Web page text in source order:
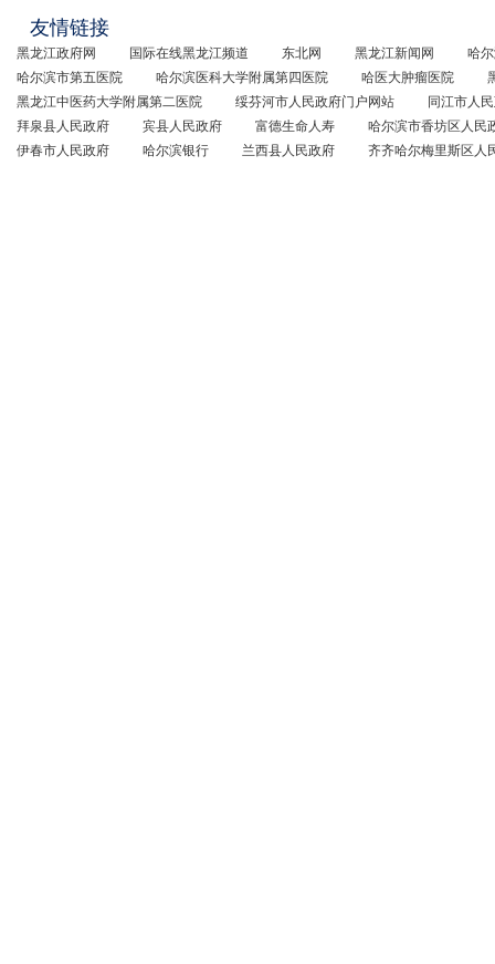
友情链接
黑龙江政府网 国际在线黑龙江频道 东北网 黑龙江新闻网
哈
哈尔滨市第五医院
哈尔滨医科大学附属第四医院 哈医大肿瘤医院
黑龙江中医药大学附属第二医院
绥芬河市人民政府门户网站
同江市人
拜泉县人民政府
宾县人民政府 富德生命人寿
哈尔滨市香坊区人民
伊春市人民政府
哈尔滨银行 兰西县人民政府 齐齐哈尔梅里斯区人